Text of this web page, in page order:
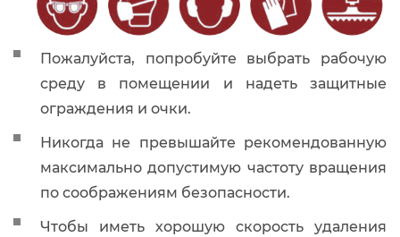
Пожалуйста, попробуйте выбрать рабочую
среду в помещении и надеть защитные
ограждения и очки.
Никогда не превышайте рекомендованную
максимально допустимую частоту вращения
по соображениям безопасности.
Чтобы иметь хорошую скорость удаления